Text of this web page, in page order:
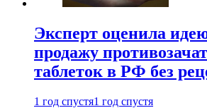
Эксперт оценила
продажу
таблеток в РФ без
1 год спустя1 год спустя